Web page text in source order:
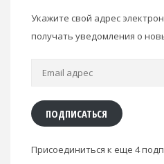
Укажите свой адрес
получать уведомления о
Email
ПОДПИСАТЬСЯ
Присоединиться к еще 4